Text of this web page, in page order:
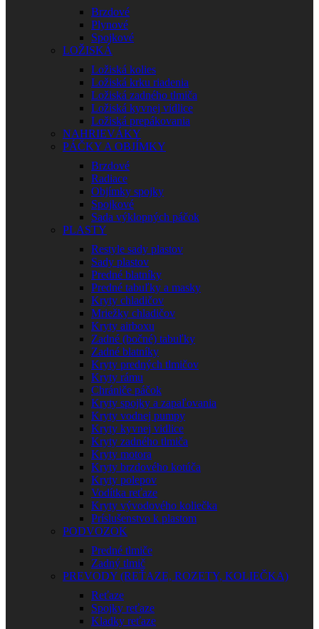
Brzdové
Plynové
Spojkové
LOŽISKÁ
Ložiská kolies
Ložiská krku riadenia
Ložiská zadného tlmiča
Ložiská kyvnej vidlice
Ložiská prepákovania
NAHRIEVÁKY
PÁČKY A OBJÍMKY
Brzdové
Radiace
Objímky spojky
Spojkové
Sada výklopných páčok
PLASTY
Restyle sady plastov
Sady plastov
Predné blatníky
Predné tabuľky a masky
Kryty chladičov
Mriežky chladičov
Kryty airboxu
Zadné (bočné) tabuľky
Zadné blatníky
Kryty predných tlmičov
Kryty rámu
Chrániče páčok
Kryty spojky a zapaľovania
Kryty vodnej pumpy
Kryty kyvnej vidlice
Kryty zadného tlmiča
Kryty motora
Kryty brzdového kotúča
Kryty polepov
Vodítka reťaze
Kryty vývodového koliečka
Príslušenstvo k plastom
PODVOZOK
Predné tlmiče
Zadný tlmič
PREVODY (REŤAZE, ROZETY, KOLIEČKA)
Reťaze
Spojky reťaze
Kladky reťaze